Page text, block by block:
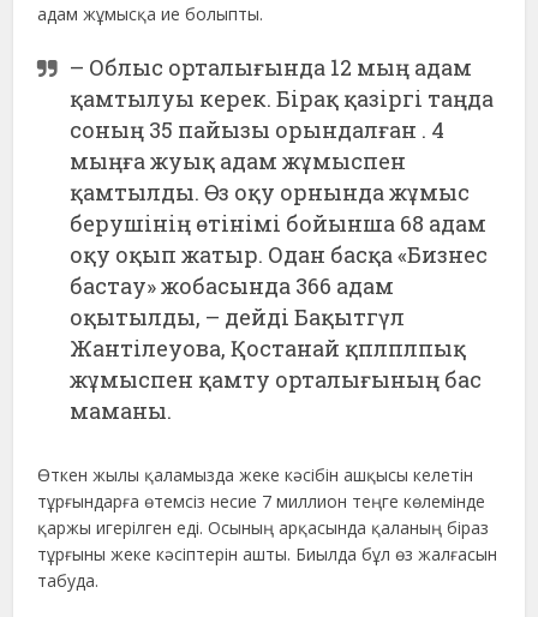
адам жұмысқа ие болыпты.
– Облыс орталығында 12 мың адам
қамтылуы керек. Бірақ қазіргі таңда
соның 35 пайызы орындалған . 4
мыңға жуық адам жұмыспен
қамтылды. Өз оқу орнында жұмыс
берушінің өтінімі бойынша 68 адам
оқу оқып жатыр. Одан басқа «Бизнес
бастау» жобасында 366 адам
оқытылды, – дейді Бақытгүл
Жантілеуова, Қостанай қплплпық
жұмыспен қамту орталығының бас
маманы.
Өткен жылы қаламызда жеке кәсібін ашқысы келетін
тұрғындарға өтемсіз несие 7 миллион теңге көлемінде
қаржы игерілген еді. Осының арқасында қаланың біраз
тұрғыны жеке кәсіптерін ашты. Биылда бұл өз жалғасын
табуда.